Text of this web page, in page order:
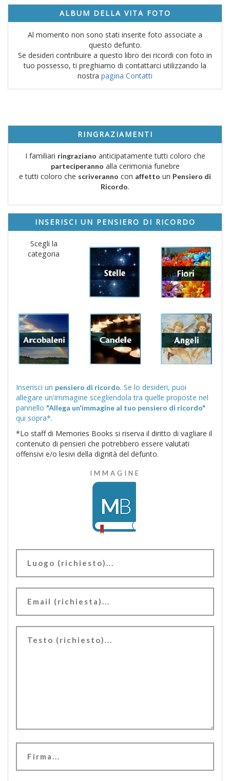
ALBUM DELLA VITA FOTO
Al momento non sono stati inserite foto associate a
questo defunto.
Se desideri contribuire a questo libro dei ricordi con foto in
tuo possesso, ti preghiamo di contattarci utilizzando la
nostra pagina Contatti
RINGRAZIAMENTI
I familiari ringraziano anticipatamente tutti coloro che
parteciperanno alla cerimonia funebre
e tutti coloro che scriveranno con affetto un Pensiero di
Ricordo.
INSERISCI UN PENSIERO DI RICORDO
Scegli la
categoria
Inserisci un pensiero di ricordo. Se lo desideri, puoi
allegare un'immagine scegliendola tra quelle proposte nel
pannello "Allega un'immagine al tuo pensiero di ricordo"
qui sopra*.
*Lo staff di Memories Books si riserva il diritto di vagliare il
contenuto di pensieri che potrebbero essere valutati
offensivi e/o lesivi della dignità del defunto.
IMMAGINE